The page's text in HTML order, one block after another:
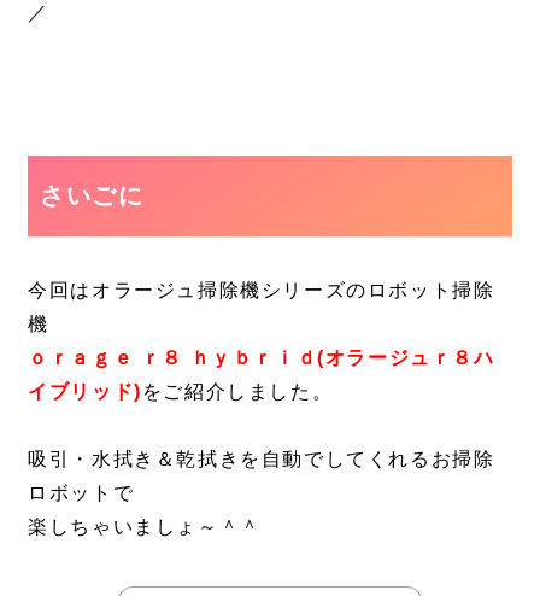
／
さいごに
今回はオラージュ掃除機シリーズのロボット掃除
機
ｏｒａｇｅ ｒ８ ｈｙｂｒｉｄ(オラージュｒ８ハ
イブリッド) をご紹介しました。
吸引・水拭き＆乾拭きを自動でしてくれるお掃除
ロボットで
楽しちゃいましょ～＾＾